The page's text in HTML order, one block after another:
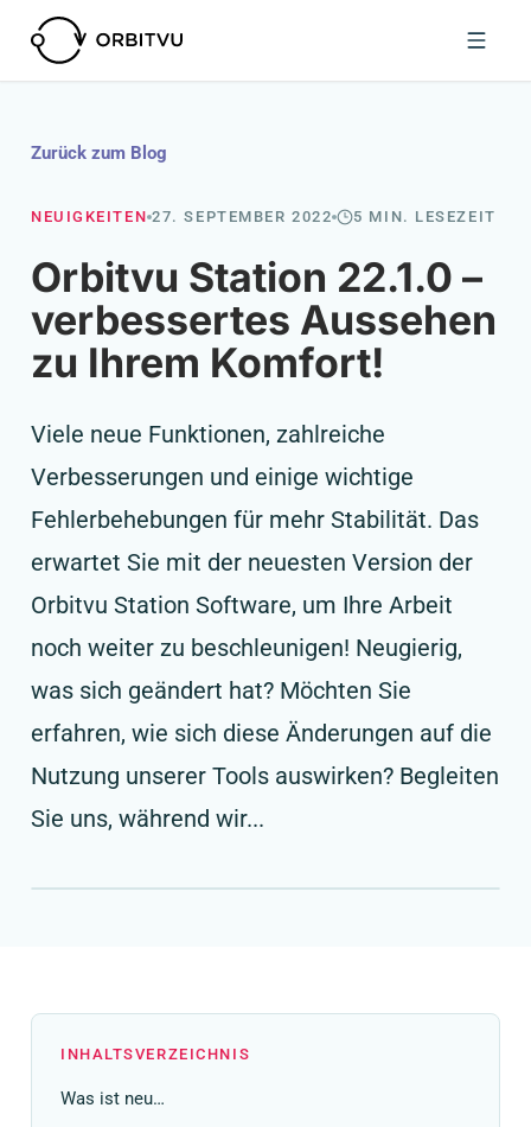
Zurück zum Blog
NEUIGKEITEN 27. SEPTEMBER 2022 5 MIN. LESEZEIT
Orbitvu Station 22.1.0 –
verbessertes Aussehen
zu Ihrem Komfort!
Viele neue Funktionen, zahlreiche
Verbesserungen und einige wichtige
Fehlerbehebungen für mehr Stabilität. Das
erwartet Sie mit der neuesten Version der
Orbitvu Station Software, um Ihre Arbeit
noch weiter zu beschleunigen! Neugierig,
was sich geändert hat? Möchten Sie
erfahren, wie sich diese Änderungen auf die
Nutzung unserer Tools auswirken? Begleiten
Sie uns, während wir...
INHALTSVERZEICHNIS
Was ist neu…